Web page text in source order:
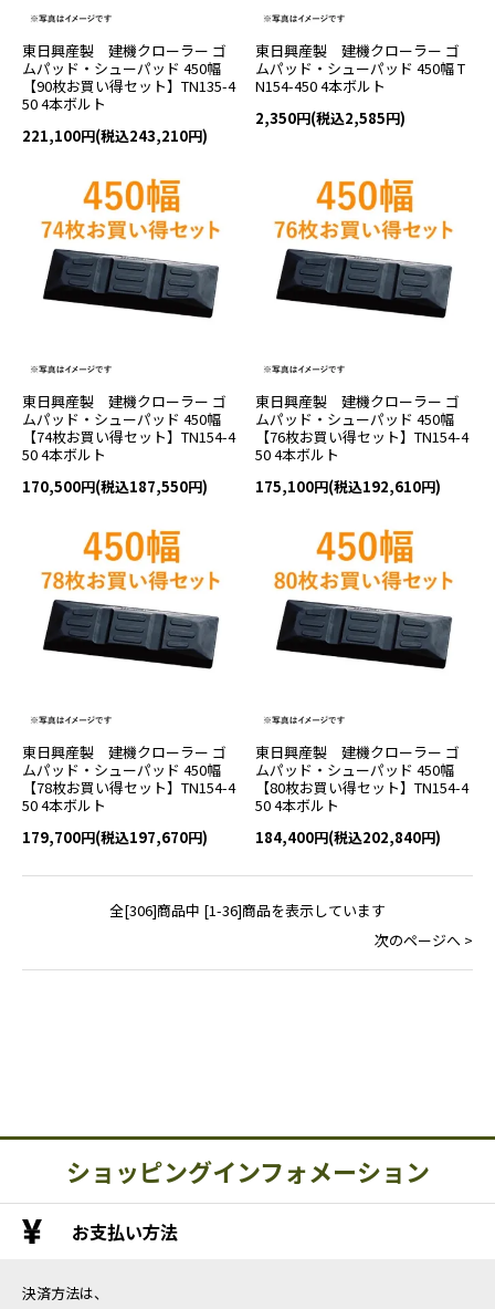
東日興産製 建機クローラー ゴ
ムパッド・シューパッド 450幅
【90枚お買い得セット】TN135-4
50 4本ボルト
221,100円(税込243,210円)
東日興産製 建機クローラー ゴ
ムパッド・シューパッド 450幅 T
N154-450 4本ボルト
2,350円(税込2,585円)
東日興産製 建機クローラー ゴ
ムパッド・シューパッド 450幅
【74枚お買い得セット】TN154-4
50 4本ボルト
170,500円(税込187,550円)
東日興産製 建機クローラー ゴ
ムパッド・シューパッド 450幅
【76枚お買い得セット】TN154-4
50 4本ボルト
175,100円(税込192,610円)
東日興産製 建機クローラー ゴ
ムパッド・シューパッド 450幅
【78枚お買い得セット】TN154-4
50 4本ボルト
179,700円(税込197,670円)
東日興産製 建機クローラー ゴ
ムパッド・シューパッド 450幅
【80枚お買い得セット】TN154-4
50 4本ボルト
184,400円(税込202,840円)
全[306]商品中 [1-36]商品を表示しています
次のページへ >
ショッピングインフォメーション
お支払い方法
決済方法は、